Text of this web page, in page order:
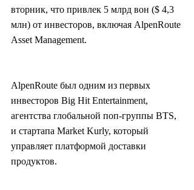
вторник, что привлек 5 млрд вон ($ 4,3
млн) от инвесторов, включая AlpenRoute
Asset Management.
AlpenRoute был одним из первых
инвесторов Big Hit Entertainment,
агентства глобальной поп-группы BTS,
и стартапа Market Kurly, который
управляет платформой доставки
продуктов.